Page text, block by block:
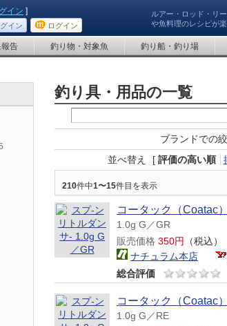
ルアー・ロッド・リ
や魚料理のレシピが
イン ]
イン ログイン
告 釣り物・対象魚 釣り船・釣り場
釣り具・用品の一覧
ブランドでの
並べ替え
[ 評価の高い順
210件中1〜15件目を表示
コータック（Coatac
1.0g G／GR
販売価格 350円 （税込）
ナチュラム本店
総合評価
コータック（Coatac
1.0g G／RE